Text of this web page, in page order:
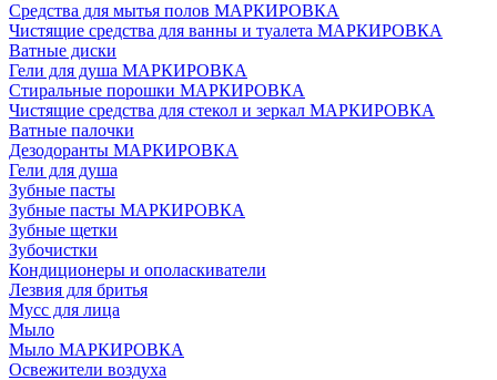
Средства для мытья полов МАРКИРОВКА
Чистящие средства для ванны и туалета МАРКИРОВКА
Ватные диски
Гели для душа МАРКИРОВКА
Стиральные порошки МАРКИРОВКА
Чистящие средства для стекол и зеркал МАРКИРОВКА
Ватные палочки
Дезодоранты МАРКИРОВКА
Гели для душа
Зубные пасты
Зубные пасты МАРКИРОВКА
Зубные щетки
Зубочистки
Кондиционеры и ополаскиватели
Лезвия для бритья
Мусс для лица
Мыло
Мыло МАРКИРОВКА
Освежители воздуха